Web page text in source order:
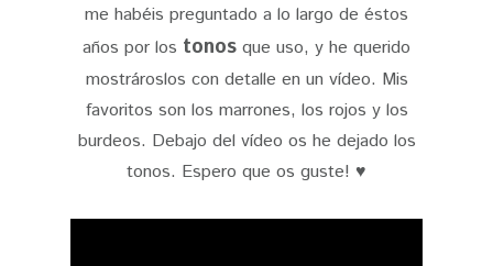
me habéis preguntado a lo largo de éstos
años por los tonos que uso, y he querido
mostrároslos con detalle en un vídeo. Mis
favoritos son los marrones, los rojos y los
burdeos. Debajo del vídeo os he dejado los
tonos. Espero que os guste! ♥